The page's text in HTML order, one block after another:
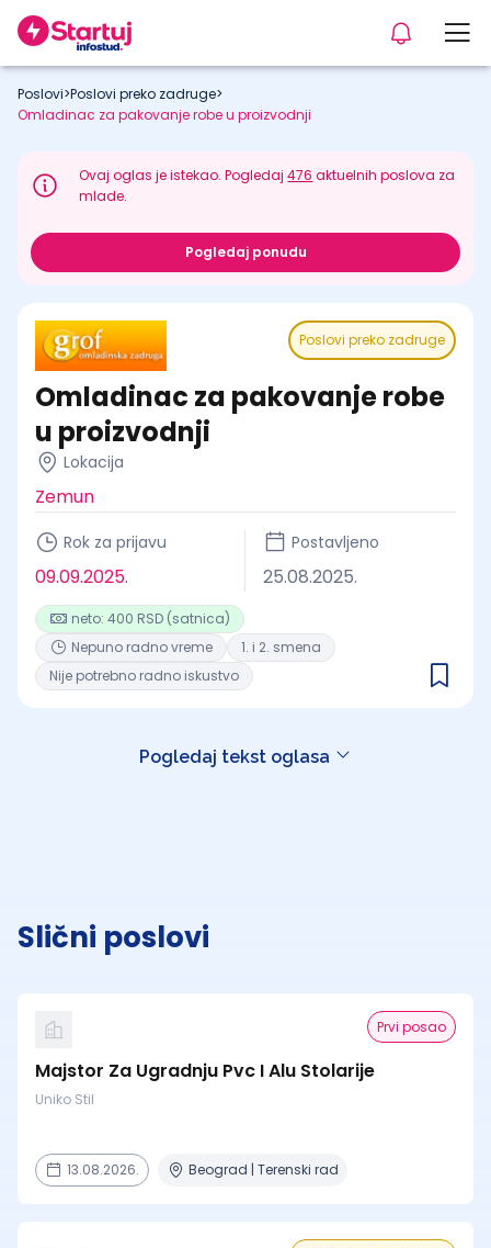
Poslovi>Poslovi preko zadruge>
Omladinac za pakovanje robe u proizvodnji
Ovaj oglas je istekao. Pogledaj476 aktuelnih poslova za
mlade.
Pogledaj ponudu
Poslovi preko zadruge
Omladinac za pakovanje robe
u proizvodnji
Lokacija
Zemun
Rok za prijavu
09.09.2025.
Postavljeno
25.08.2025.
neto: 400 RSD (satnica)
Nepuno radno vreme
1. i 2. smena
Nije potrebno radno iskustvo
Pogledaj tekst oglasa
Slični poslovi
Prvi posao
Majstor Za Ugradnju Pvc I Alu Stolarije
Uniko Stil
13.08.2026. Beograd | Terenski rad